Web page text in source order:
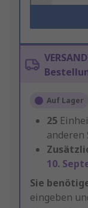
Auf Lager
25
anderen
10.
Sie
eingeben